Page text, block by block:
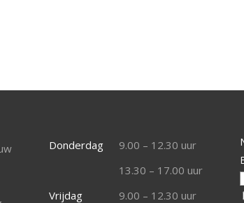
Donderdag
9.00 – 12.30 uur
13.30 – 17.00 uur
Vrijdag
9.00 – 12.30 uur